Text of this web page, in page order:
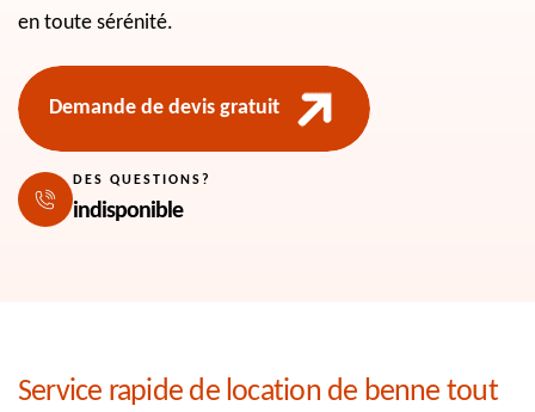
en toute sérénité.
Demande de devis gratuit
DES QUESTIONS?
indisponible
Service rapide de location de benne tout